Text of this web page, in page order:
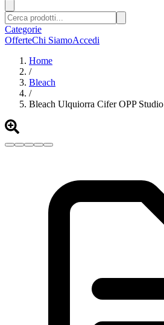
Categorie
OfferteChi SiamoAccedi
Home
/
Bleach
/
Bleach Ulquiorra Cifer OPP Studio